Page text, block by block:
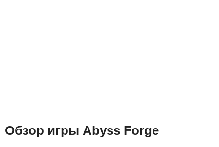
Обзор игры Abyss Forge